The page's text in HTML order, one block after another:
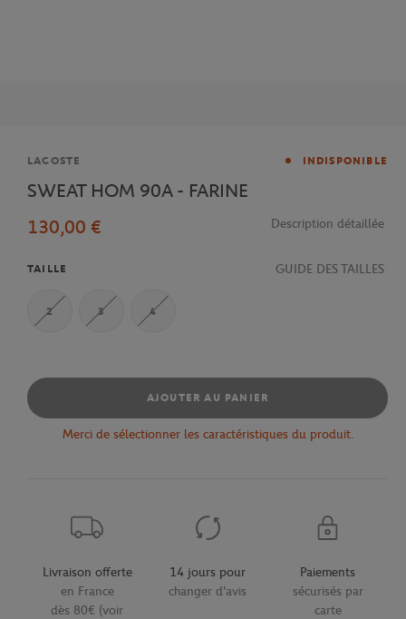
Marque
LACOSTE INDISPONIBLE
SWEAT HOM 90A - FARINE
130,00 €
Description détaillée
TAILLE GUIDE DES TAILLES
2 3 4
AJOUTER AU PANIER
Merci de sélectionner les caractéristiques du produit.
Livraison offerte
en France
dès 80€ (voir
14 jours pour
changer d'avis
Paiements
sécurisés par
carte